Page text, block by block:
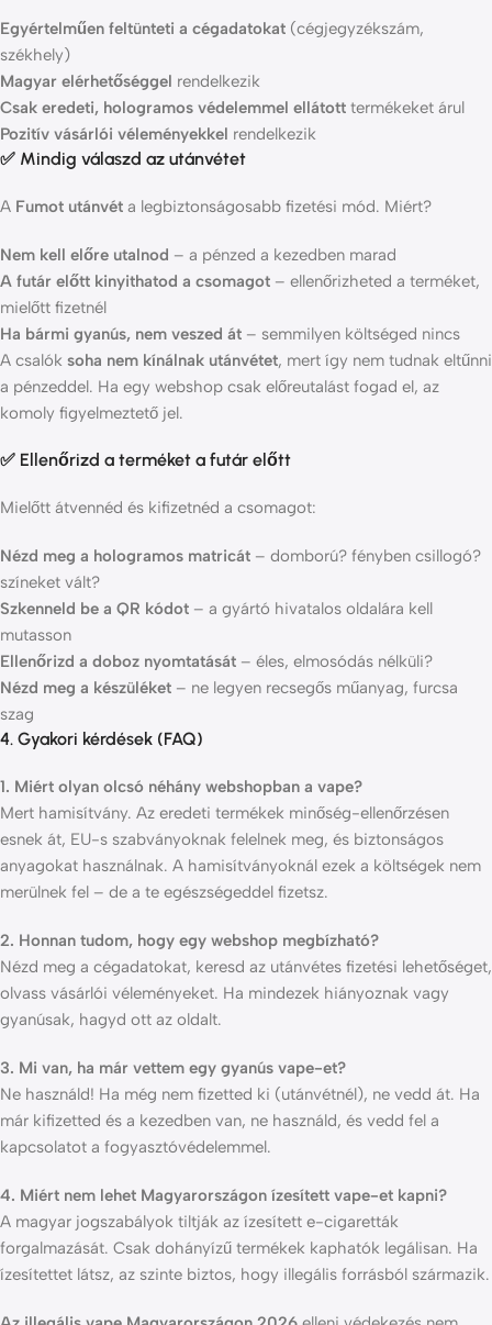
Egyértelműen feltünteti a cégadatokat (cégjegyzékszám,
székhely)
Magyar elérhetőséggel rendelkezik
Csak eredeti, hologramos védelemmel ellátott termékeket árul
Pozitív vásárlói véleményekkel rendelkezik
✅ Mindig válaszd az utánvétet
A Fumot utánvét a legbiztonságosabb fizetési mód. Miért?
Nem kell előre utalnod – a pénzed a kezedben marad
A futár előtt kinyithatod a csomagot – ellenőrizheted a terméket,
mielőtt fizetnél
Ha bármi gyanús, nem veszed át – semmilyen költséged nincs
A csalók soha nem kínálnak utánvétet, mert így nem tudnak eltűnni
a pénzeddel. Ha egy webshop csak előreutalást fogad el, az
komoly figyelmeztető jel.
✅ Ellenőrizd a terméket a futár előtt
Mielőtt átvennéd és kifizetnéd a csomagot:
Nézd meg a hologramos matricát – domború? fényben csillogó?
színeket vált?
Szkenneld be a QR kódot – a gyártó hivatalos oldalára kell
mutasson
Ellenőrizd a doboz nyomtatását – éles, elmosódás nélküli?
Nézd meg a készüléket – ne legyen recsegős műanyag, furcsa
szag
4. Gyakori kérdések (FAQ)
1. Miért olyan olcsó néhány webshopban a vape?
Mert hamisítvány. Az eredeti termékek minőség-ellenőrzésen
esnek át, EU-s szabványoknak felelnek meg, és biztonságos
anyagokat használnak. A hamisítványoknál ezek a költségek nem
merülnek fel – de a te egészségeddel fizetsz.
2. Honnan tudom, hogy egy webshop megbízható?
Nézd meg a cégadatokat, keresd az utánvétes fizetési lehetőséget,
olvass vásárlói véleményeket. Ha mindezek hiányoznak vagy
gyanúsak, hagyd ott az oldalt.
3. Mi van, ha már vettem egy gyanús vape-et?
Ne használd! Ha még nem fizetted ki (utánvétnél), ne vedd át. Ha
már kifizetted és a kezedben van, ne használd, és vedd fel a
kapcsolatot a fogyasztóvédelemmel.
4. Miért nem lehet Magyarországon ízesített vape-et kapni?
A magyar jogszabályok tiltják az ízesített e-cigaretták
forgalmazását. Csak dohányízű termékek kaphatók legálisan. Ha
ízesítettet látsz, az szinte biztos, hogy illegális forrásból származik.